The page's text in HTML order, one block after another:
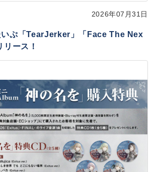
2026年07月31日
いぷ「TearJerker」「Face The Nex
ース！